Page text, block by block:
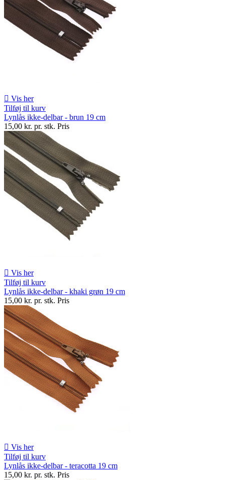
 Vis her
Tilføj til kurv
Lynlås ikke-delbar - brun 19 cm
15,00 kr. pr. stk. Pris
 Vis her
Tilføj til kurv
Lynlås ikke-delbar - khaki grøn 19 cm
15,00 kr. pr. stk. Pris
 Vis her
Tilføj til kurv
Lynlås ikke-delbar - teracotta 19 cm
15,00 kr. pr. stk. Pris